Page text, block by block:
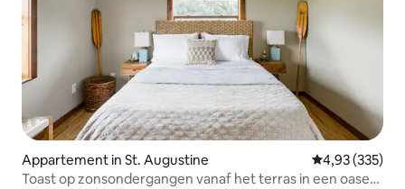
Appartement in St. Augustine Gemiddelde
4,93 (335)
Toast op zonsondergangen vanaf het terras in een oase